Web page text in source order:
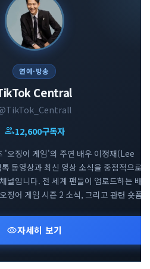
연예·방송
Central
group12,600구독자
'오징어 게임'의 주연 배우 이정재(Lee
동영상과 최신 영상 소식을 중점적으로
널입니다. 전 세계 팬들이 업로드하는 배우
징어 게임 시즌 2 소식, 그리고 관련 숏폼
양한 글로벌 틱톡 트렌드를 감상하고 소통
먼트 공간입니다.
visibility자세히 보기